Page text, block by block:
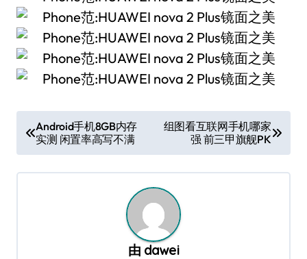
章
导
Android手机8GB内存
实测 闲置率高写不满
组图看互联网手机哪家
强 前三甲旗舰PK
由 dawei